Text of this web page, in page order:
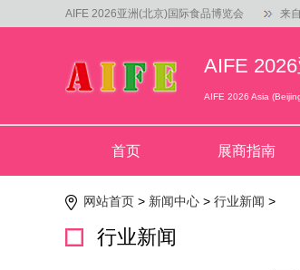
来
食
一
AIFE 2026亚洲(北京)国际食品博览会
AIFE
AIFE 2026 Asia
首页 展商指南
网站首页 > 新闻中心 > 行业新闻 >
行业新闻